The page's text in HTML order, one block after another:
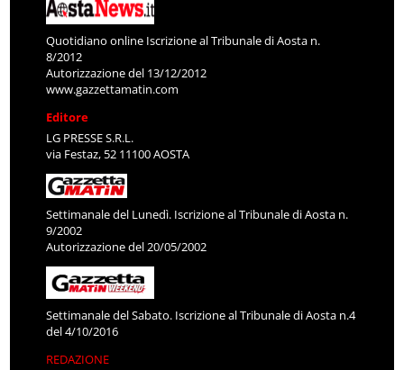
Quotidiano online Iscrizione al Tribunale di Aosta n.
8/2012
Autorizzazione del 13/12/2012
www.gazzettamatin.com
Editore
LG PRESSE S.R.L.
via Festaz, 52 11100 AOSTA
Settimanale del Lunedì. Iscrizione al Tribunale di Aosta n.
9/2002
Autorizzazione del 20/05/2002
Settimanale del Sabato. Iscrizione al Tribunale di Aosta n.4
del 4/10/2016
REDAZIONE